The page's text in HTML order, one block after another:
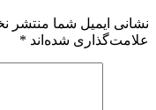
نشانی ایمیل شما منتشر
علامت‌گذاری شده‌اند *